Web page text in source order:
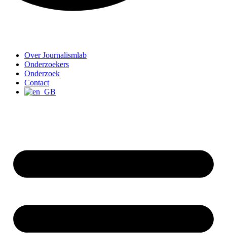
Over Journalismlab
Onderzoekers
Onderzoek
Contact